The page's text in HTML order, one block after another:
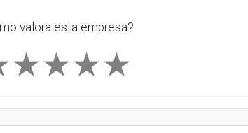
valora esta empresa?
★
★
★
★